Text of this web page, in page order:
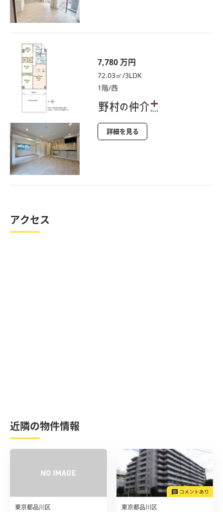
7,780 万円
72.03㎡/3LDK
1階/西
詳細を見る
アクセス
近隣の物件情報
東京都品川区 東京都品川区